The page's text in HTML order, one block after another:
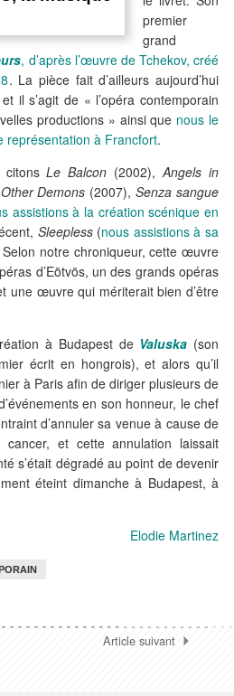
premier
grand
, d’après l’œuvre de Tchekov, créé
. La pièce fait d’ailleurs aujourd’hui
il s’agit de « l’opéra contemporain
productions » ainsi que nous le
représentation à Francfort.
citonsLe Balcon (2002),Angels in
Demons (2007),Senza sangue
assistions à la création scénique en
Sleepless(nous assistions à sa
notre chroniqueur, cette œuvre
d’Eötvös, un des grands opéras
une œuvre qui mériterait bien d’être
à Budapest de Valuska (son
écrit en hongrois), et alors qu’il
à Paris afin de diriger plusieurs de
en son honneur, le chef
d’annuler sa venue à cause de
et cette annulation laissait
s’était dégradé au point de devenir
éteint dimanche à Budapest, à
Elodie Martinez
Article suivant